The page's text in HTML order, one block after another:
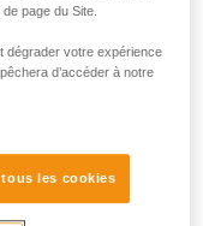
page du Site.
dégrader votre expérience
d’accéder à notre
les cookies